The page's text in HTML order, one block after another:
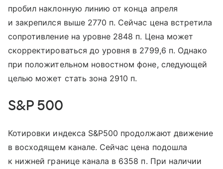
пробил наклонную линию от конца апреля
и закрепился выше 2770 п. Сейчас цена встретила
сопротивление на уровне 2848 п. Цена может
скорректироваться до уровня в 2799,6 п. Однако
при положительном новостном фоне, следующей
целью может стать зона 2910 п.
S&P 500
Котировки индекса S&P500 продолжают движение
в восходящем канале. Сейчас цена подошла
к нижней границе канала в 6358 п. При наличии